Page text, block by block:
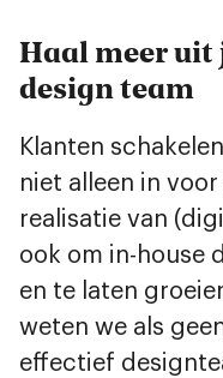
Haal meer
design team
Klanten
niet alleen in
realisatie van
ook om in-house
en te laten
weten we als
effectief